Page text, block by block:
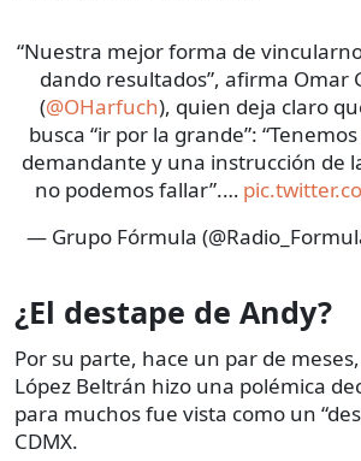
“Nuestra mejor forma de
dando resultados”, afirma Omar
(@OHarfuch), quien deja claro
busca “ir por la grande”:
demandante y una instrucción de
no podemos fallar”.…
— Grupo Fórmula
¿El destape de Andy?
Por su parte, hace un par de
López Beltrán hizo una polémica
para muchos fue vista como un
CDMX.